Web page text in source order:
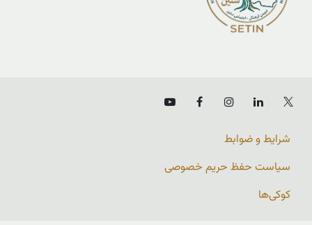
شرایط و ضوابط
سیاست حفظ حریم خصوصی
کوکی‌ها